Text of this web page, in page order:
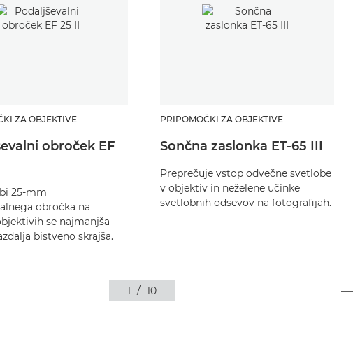
ZA OBJEKTIVE
obroček EF
25-mm
obročka na
se najmanjša
bistveno skrajša.
PRIPOMOČKI ZA OBJEKTIVE
Sončna zaslonka ET-65 III
Preprečuje vstop odvečne svetlobe
v objektiv in neželene učinke
svetlobnih odsevov na fotografijah.
1 / 10